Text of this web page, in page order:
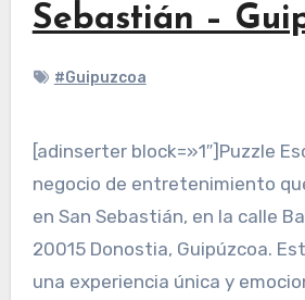
Sebastián –
#Guipuzcoa
[adinserter block=»1″]Puzzle
negocio de entretenimiento
en San Sebastián, en la calle
20015 Donostia, Guipúzcoa.
una experiencia única y